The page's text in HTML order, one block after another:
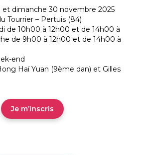
et dimanche 30 novembre 2025
Tourrier – Pertuis (84)
de 10h00 à 12h00 et de 14h00 à
de 9h00 à 12h00 et de 14h00 à
end
Haï Yuan (9ème dan) et Gilles
Je m’inscris